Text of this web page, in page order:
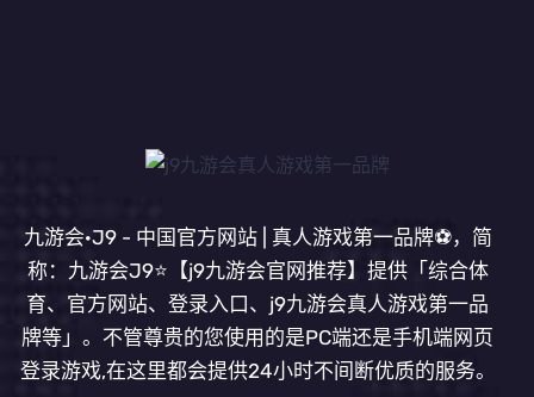
九游会·J9 - 中国官方网站 | 真人游戏第一品牌⚽️，简
称：九游会J9⭐️【j9九游会官网推荐】提供「综合体
育、官方网站、登录入口、j9九游会真人游戏第一品
牌等」。不管尊贵的您使用的是PC端还是手机端网页
登录游戏,在这里都会提供24小时不间断优质的服务。